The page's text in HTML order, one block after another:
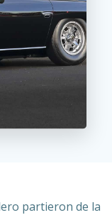
partieron de la